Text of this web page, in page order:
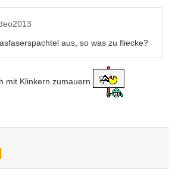
aus, so was zu fliecke?
mit Klinkern zumauern.